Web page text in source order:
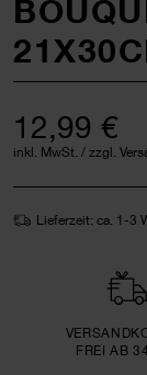
12,99 €
inkl. MwSt. / zzgl.
Lieferzeit: ca. 1-3
FREI AB